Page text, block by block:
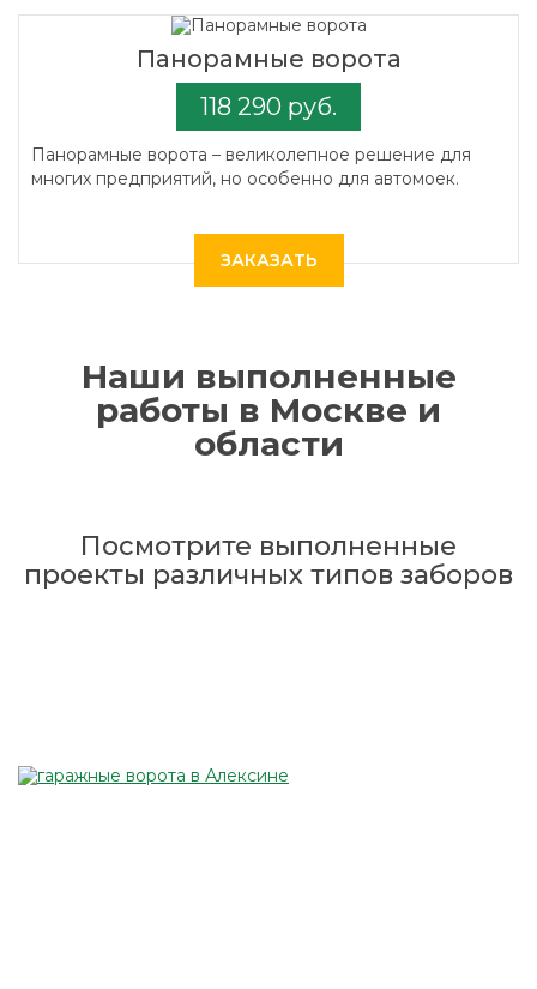
Панорамные ворота
118 290 руб.
Панорамные ворота – великолепное решение для
многих предприятий, но особенно для автомоек.
ЗАКАЗАТЬ
Наши выполненные
работы в Москве и
области
Посмотрите выполненные
проекты различных типов заборов